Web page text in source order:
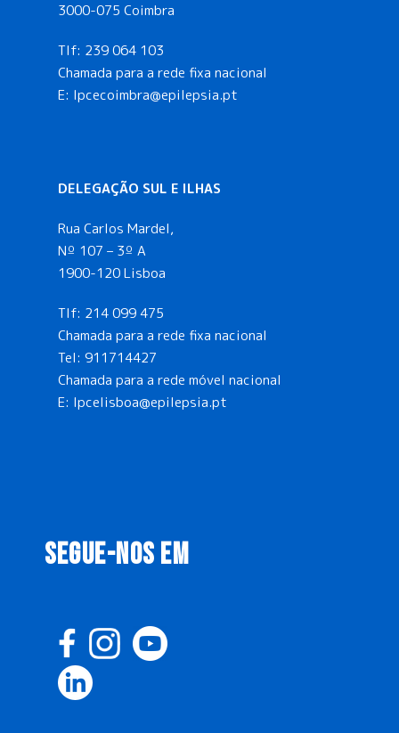
3000-075 Coimbra
Tlf: 239 064 103
Chamada para a rede fixa nacional
E: lpcecoimbra@epilepsia.pt
DELEGAÇÃO SUL E ILHAS
Rua Carlos Mardel,
Nº 107 – 3º A
1900-120 Lisboa
Tlf: 214 099 475
Chamada para a rede fixa nacional
Tel: 911714427
Chamada para a rede móvel nacional
E: lpcelisboa@epilepsia.pt
SEGUE-NOS EM